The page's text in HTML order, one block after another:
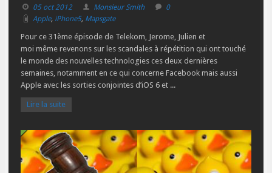
05 oct 2012 Monsieur Smith
0
Apple, iPhone5, Mapsgate
Pour ce 31ème épisode de Telekom, Jerome, Julien et
moi même revenons sur les scandales à répétition qui ont touché
le monde des nouvelles technologies ces deux dernières
semaines, notamment en ce qui concerne Facebook mais aussi
Apple avec les sorties conjointes d’iOS 6 et ...
Lire la suite